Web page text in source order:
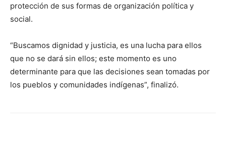
protección de sus formas de organización política y
social.
“Buscamos dignidad y justicia, es una lucha para ellos
que no se dará sin ellos; este momento es uno
determinante para que las decisiones sean tomadas por
los pueblos y comunidades indígenas”, finalizó.